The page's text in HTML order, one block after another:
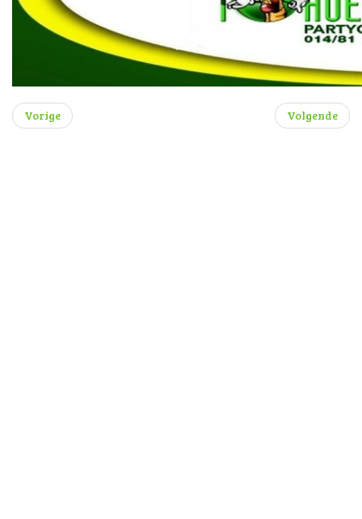
Vorige Volgende